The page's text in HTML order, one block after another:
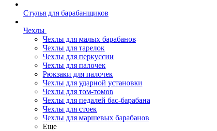
Стулья для барабанщиков
Чехлы
Чехлы для малых барабанов
Чехлы для тарелок
Чехлы для перкуссии
Чехлы для палочек
Рюкзаки для палочек
Чехлы для ударной установки
Чехлы для том-томов
Чехлы для педалей бас-барабана
Чехлы для стоек
Чехлы для маршевых барабанов
Еще